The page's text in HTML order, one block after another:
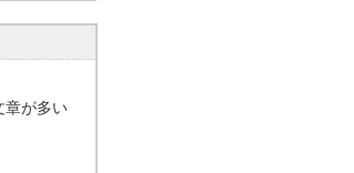
章が多い